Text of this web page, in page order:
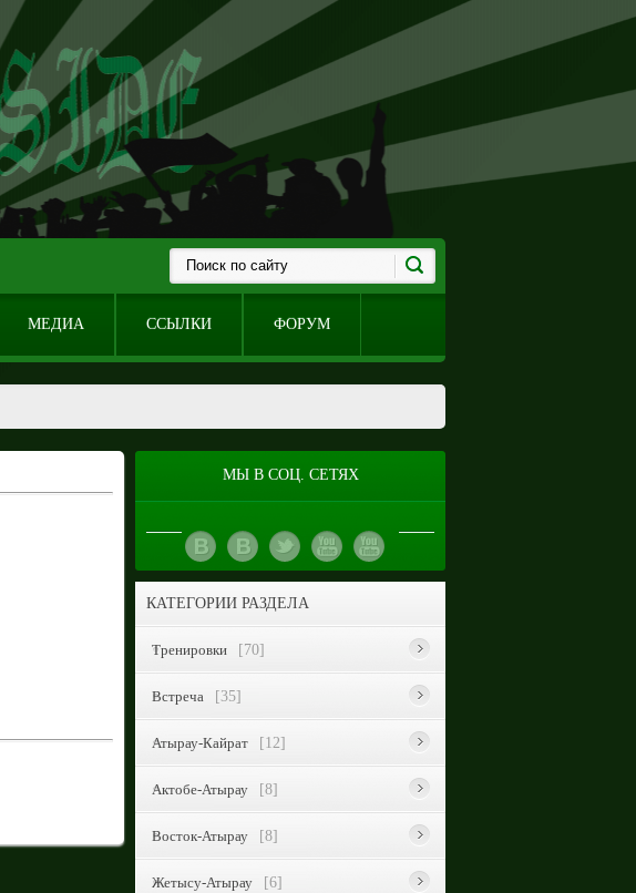
МЕДИА ССЫЛКИ ФОРУМ
МЫ В СОЦ. СЕТЯХ
КАТЕГОРИИ РАЗДЕЛА
Тренировки [70]
Встреча [35]
Атырау-Кайрат [12]
Актобе-Атырау [8]
Восток-Атырау [8]
Жетысу-Атырау [6]